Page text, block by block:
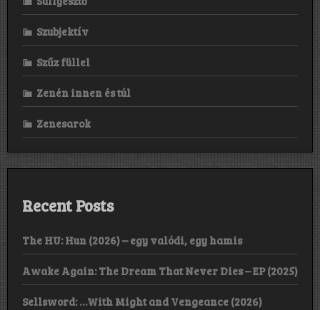
Szubjektív
Szűz füllel
Zenén innen és túl
Zenesarok
Recent Posts
The HU: Hun (2026) – egy valódi, egy hamis
Awake Again: The Dream That Never Dies – EP (2025)
Sellsword: …With Might and Vengeance (2026)